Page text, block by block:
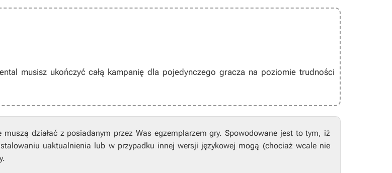
musisz ukończyć całą kampanię dla pojedynczego gracza na poziomie trudności
działać z posiadanym przez Was egzemplarzem gry. Spowodowane jest to tym, iż
uaktualnienia lub w przypadku innej wersji językowej mogą (chociaż wcale nie